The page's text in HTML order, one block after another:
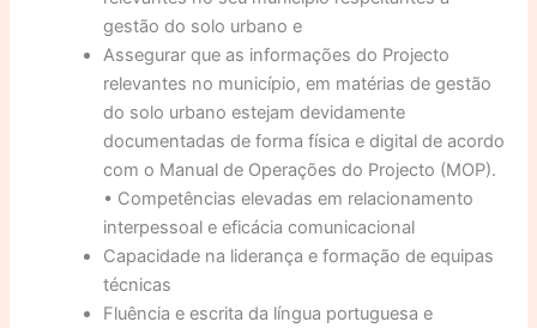
gestão do solo urbano e
Assegurar que as informações do Projecto
relevantes no município, em matérias de gestão
do solo urbano estejam devidamente
documentadas de forma física e digital de acordo
com o Manual de Operações do Projecto (MOP).
• Competências elevadas em relacionamento
interpessoal e eficácia comunicacional
Capacidade na liderança e formação de equipas
técnicas
Fluência e escrita da língua portuguesa e